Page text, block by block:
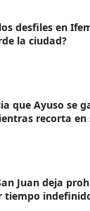
desfiles en
la ciudad?
que Ayuso se
recorta en
Juan deja
tiempo